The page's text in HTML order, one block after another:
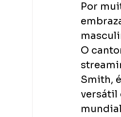
Por
O
Smith,
versátil